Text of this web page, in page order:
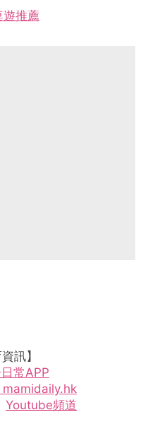
遊推薦
訊】
常APP
Youtube頻道